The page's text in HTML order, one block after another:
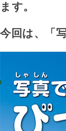
ます。
今回は、「